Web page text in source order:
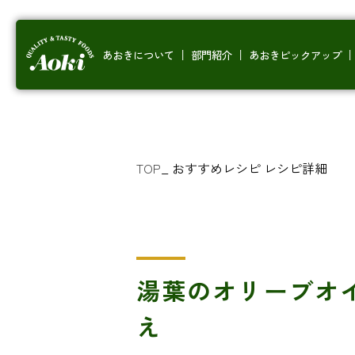
あおきについて 部門紹介 あおきピックアップ
TOP おすすめレシピ レシピ詳細
湯葉のオリーブオ
え